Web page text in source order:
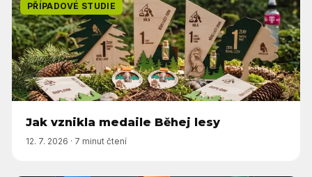
PŘÍPADOVÉ STUDIE
Jak vznikla medaile Běhej lesy
12. 7. 2026 · 7 minut čtení